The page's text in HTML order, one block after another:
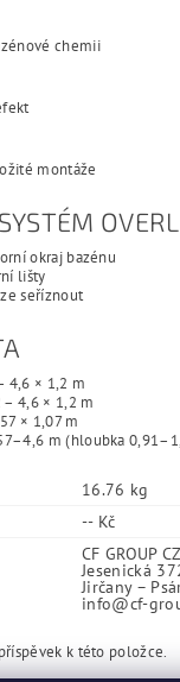
chemii
montáže
okraj bazénu
lišty
seříznout
4,6 × 1,2 m
4,6 × 1,2 m
× 1,07 m
m (hloubka
16.76 kg
-- Kč
CF GROUP
Jesenická
Jirčany –
info@cf-
k této položce.